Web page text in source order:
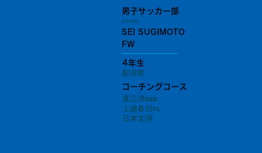
男子サッカー部
杉本 晴生
SEI SUGIMOTO
FW
4年生
コーチングコース
新潟県
直江津sss
上越春日fc
日本文理